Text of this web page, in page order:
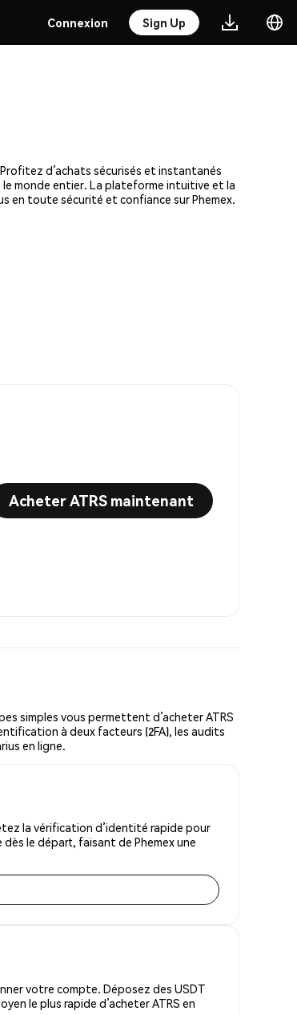
Connexion Sign Up
d’achats sécurisés et instantanés
monde entier. La plateforme intuitive et la
en toute sécurité et confiance sur Phemex.
Acheter ATRS maintenant
simples vous permettent d’acheter ATRS
à deux facteurs (2FA), les audits
en ligne.
la vérification d’identité rapide pour
le départ, faisant de Phemex une
votre compte. Déposez des USDT
le plus rapide d’acheter ATRS en